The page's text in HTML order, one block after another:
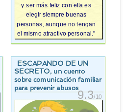
y ser más feliz con ella es
elegir siempre buenas
personas, aunque no tengan
el mismo atractivo personal."
ESCAPANDO DE UN
SECRETO, un cuento
sobre comunicación familiar
para prevenir abusos
9.3/10